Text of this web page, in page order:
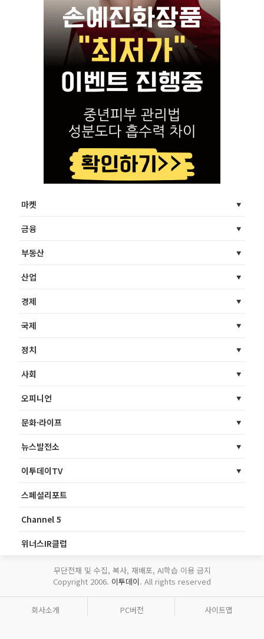
마켓
금융
부동산
산업
경제
국제
정치
사회
오피니언
문화·라이프
뉴스발전소
이투데이TV
스페셜리포트
Channel 5
위너스IR클럽
무단전재 및 수집, 복사, 재배포, AI학습 이용 금지
Copyright 2006. 이투데이. All rights reserved
회사소개 PC버전 사이트맵